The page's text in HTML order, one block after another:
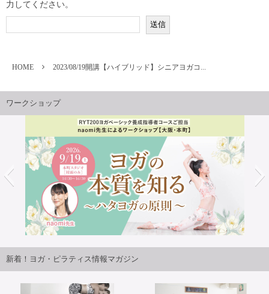
力してください。
HOME 2023/08/19開講【ハイブリッド】シニアヨガコ...
ワークショップ
ジャパンツアーin大阪 開催決定！！
新着！ヨガ・ピラティス情報マガジン